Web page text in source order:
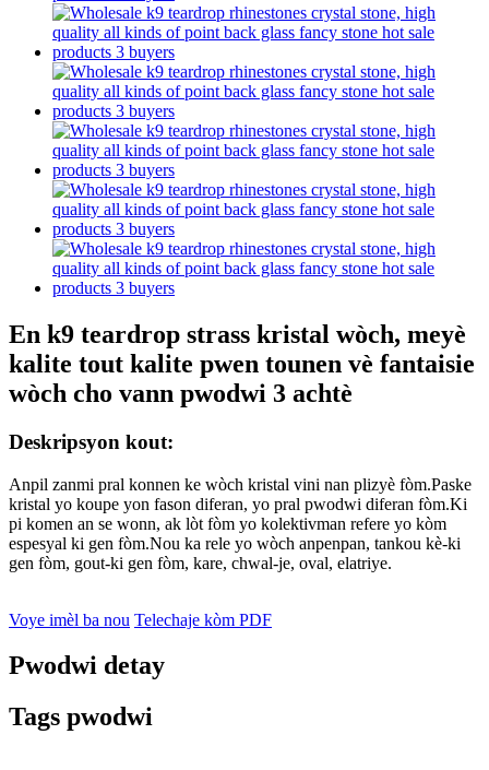
En k9 teardrop strass kristal wòch, meyè
kalite tout kalite pwen tounen vè fantaisie
wòch cho vann pwodwi 3 achtè
Deskripsyon kout:
Anpil zanmi pral konnen ke wòch kristal vini nan plizyè fòm.Paske
kristal yo koupe yon fason diferan, yo pral pwodwi diferan fòm.Ki
pi komen an se wonn, ak lòt fòm yo kolektivman refere yo kòm
espesyal ki gen fòm.Nou ka rele yo wòch anpenpan, tankou kè-ki
gen fòm, gout-ki gen fòm, kare, chwal-je, oval, elatriye.
Voye imèl ba nou Telechaje kòm PDF
Pwodwi detay
Tags pwodwi